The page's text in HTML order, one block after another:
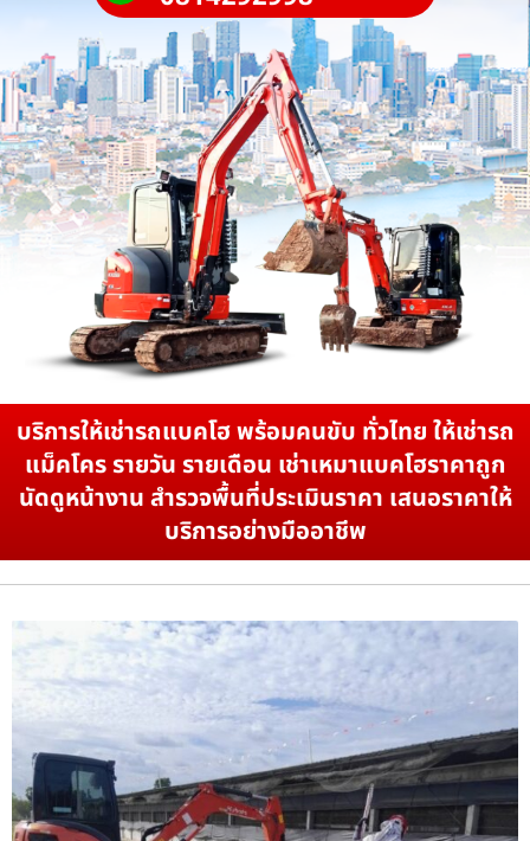
บริการให้เช่ารถแบคโฮ พร้อมคนขับ ทั่วไทย ให้เช่ารถ
แม็คโคร รายวัน รายเดือน เช่าเหมาแบคโฮราคาถูก
นัดดูหน้างาน สำรวจพื้นที่ประเมินราคา เสนอราคาให้
บริการอย่างมืออาชีพ